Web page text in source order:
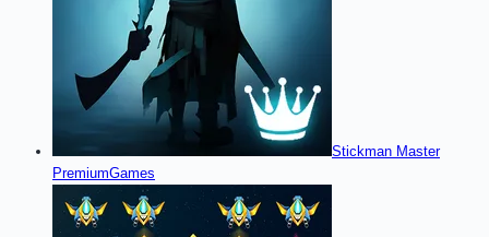
Stickman Master
PremiumGames